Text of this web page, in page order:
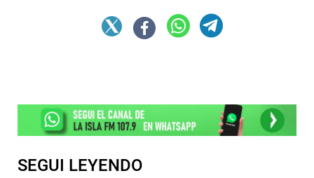
SEGUI LEYENDO